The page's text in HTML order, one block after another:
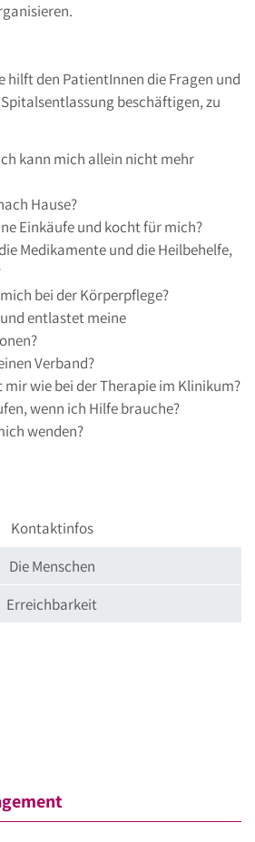
hilft den PatientInnen die Fragen und
beschäftigen, zu
kann mich allein nicht mehr
Hause?
Einkäufe und kocht für mich?
Medikamente und die Heilbehelfe,
bei der Körperpflege?
entlastet meine
Verband?
wie bei der Therapie im Klinikum?
wenn ich Hilfe brauche?
wenden?
Kontaktinfos
Die Menschen
Erreichbarkeit